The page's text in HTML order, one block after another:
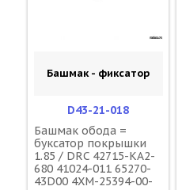
Башмак - фиксатор
D43-21-018
Башмак обода =
буксатор покрышки
1.85 / DRC 42715-KA2-
680 41024-011 65270-
43D00 4XM-25394-00-